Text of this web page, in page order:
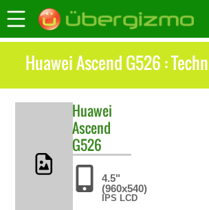
Huawei Ascend G526 :
Huawei
Ascend
G526
4.5"
(960x540)
IPS LCD